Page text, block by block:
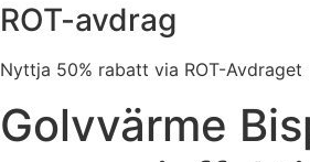
ROT-avdrag
Nyttja 50% rabatt via ROT-Avdraget
Golvvärme